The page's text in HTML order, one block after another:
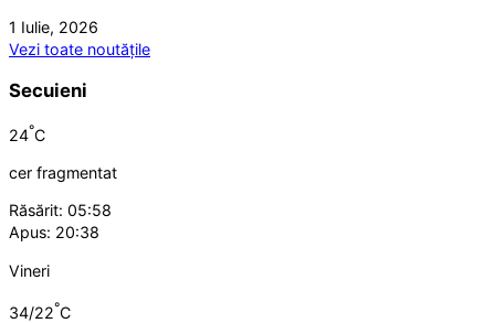
1 Iulie, 2026
Vezi toate noutățile
Secuieni
24°C
cer fragmentat
Răsărit: 05:58
Apus: 20:38
Vineri
34/22°C